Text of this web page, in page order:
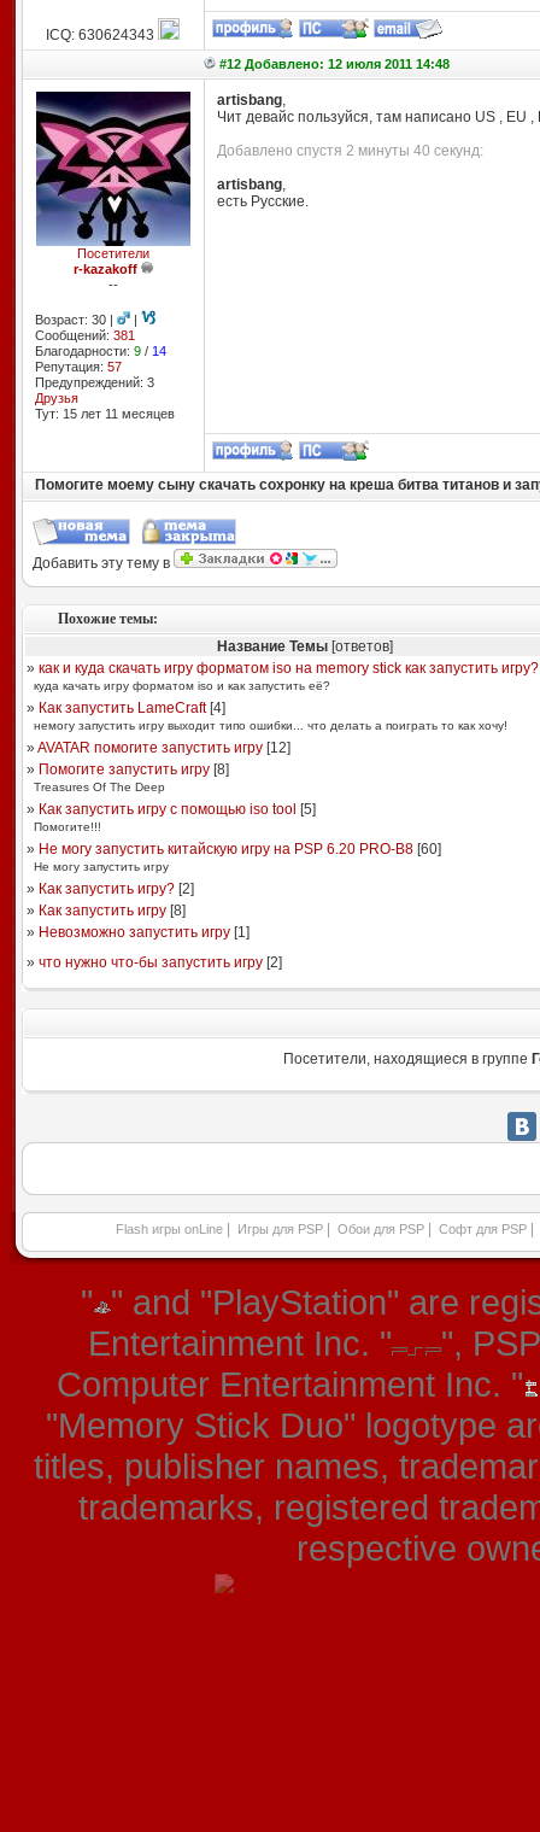
ICQ: 630624343
#12 Добавлено: 12 июля 2011 14:48
Посетители
r-kazakoff
--
Возраст: 30 |
|
Сообщений: 381
Благодарности: 9/ 14
Репутация: 57
Предупреждений: 3
Друзья
Тут: 15 лет 11 месяцев
artisbang,
Чит девайс пользуйся, там написано US , EU ,
Добавлено спустя 2 минуты 40 секунд:
artisbang,
есть Русские.
Помогите моему сыну скачать сохронку на креша битва титанов и
Добавить эту тему в
Похожие темы:
Название Темы [ответов]
» как и куда скачать игру форматом iso на memory stick как запустить игру?
куда качать игру форматом iso и как запустить её?
» Как запустить LameCraft[4]
немогу запустить игру выходит типо ошибки... что делать а поиграть то как хочу!
»AVATAR помогите запустить игру[12]
» Помогите запустить игру[8]
Treasures Of The Deep
» Как запустить игру с помощью iso tool [5]
Помогите!!!
» Не могу запустить китайскую игру на PSP 6.20 PRO-B8[60]
Не могу запустить игру
» Как запустить игру?[2]
» Как запустить игру[8]
» Невозможно запустить игру[1]
» что нужно что-бы запустить игру[2]
Посетители, находящиеся в группе
Flash игры onLine Игры для PSP Обои для PSP Софт для PSP
" " and "PlayStation" are
Entertainment Inc. "
",
Computer Entertainment Inc. "
"Memory Stick Duo" logotype
titles, publisher names,
trademarks, registered
respective